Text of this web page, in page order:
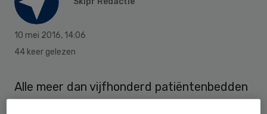
10 mei 2016, 14:06
44 keer gelezen
Alle meer dan vijfhonderd patiëntenbedden